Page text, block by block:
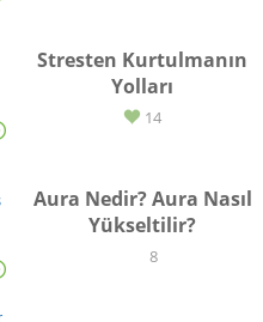
Stresten Kurtulmanın
Yolları
14
Aura Nedir? Aura Nasıl
Yükseltilir?
8